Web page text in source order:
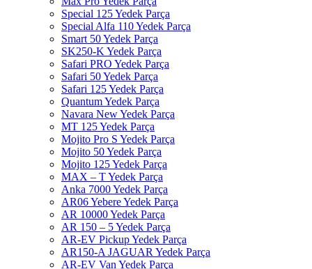
Special 125 Yedek Parça
Special Alfa 110 Yedek Parça
Smart 50 Yedek Parça
SK250-K Yedek Parça
Safari PRO Yedek Parça
Safari 50 Yedek Parça
Safari 125 Yedek Parça
Quantum Yedek Parça
Navara New Yedek Parça
MT 125 Yedek Parça
Mojito Pro S Yedek Parça
Mojito 50 Yedek Parça
Mojito 125 Yedek Parça
MAX – T Yedek Parça
Anka 7000 Yedek Parça
AR06 Yebere Yedek Parça
AR 10000 Yedek Parça
AR 150 – 5 Yedek Parça
AR-EV Pickup Yedek Parça
AR150-A JAGUAR Yedek Parça
AR-EV Van Yedek Parça